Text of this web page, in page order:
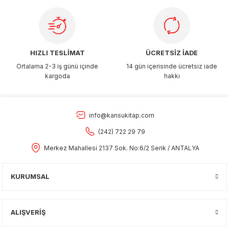
HIZLI TESLİMAT
Ortalama 2-3 iş günü içinde
kargoda
ÜCRETSİZ İADE
14 gün içerisinde ücretsiz iade
hakkı
info@kansukitap.com
(242) 722 29 79
Merkez Mahallesi 2137 Sok. No:6/2 Serik / ANTALYA
KURUMSAL
ALIŞVERİŞ